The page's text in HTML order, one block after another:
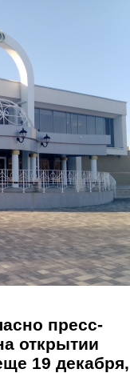
пресс-
открытии
19 декабря,